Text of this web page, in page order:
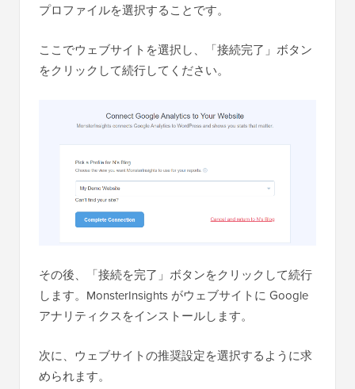
プロファイルを選択することです。
ここでウェブサイトを選択し、「接続完了」ボタン
をクリックして続行してください。
その後、「接続を完了」ボタンをクリックして続行
します。MonsterInsights がウェブサイトに Google
アナリティクスをインストールします。
次に、ウェブサイトの推奨設定を選択するように求
められます。